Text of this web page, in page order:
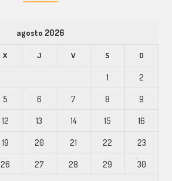
agosto 2026
X J V S D
1 2
5 6 7 8 9
12 13 14 15 16
19 20 21 22 23
26 27 28 29 30